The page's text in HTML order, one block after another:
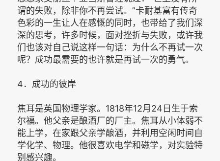
谓的失败，除非你不再尝试。”卡耐基富有传奇
色彩的一生让人在感慨的同时，也带给了我们深
深的思考，许多时候，面对挫折与失败，或许我
们也该对自己说这样一句话：为什么不再试一次
呢？成功最需要的也许就是再试一次的勇气。
4．成功的彼岸
焦耳是英国物理学家。1818年12月24日生于索
尔福。他父亲是酿酒厂的厂主。焦耳从小体弱不
能上学，在家跟父亲学酿酒，并利用空闲时间自
学化学、物理。他很喜欢电学和磁学，对实验特
别感兴趣。